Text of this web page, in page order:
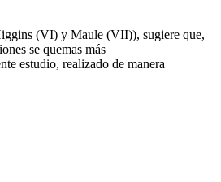
(VI) y Maule (VII)), sugiere que,
se quemas más
estudio, realizado de manera